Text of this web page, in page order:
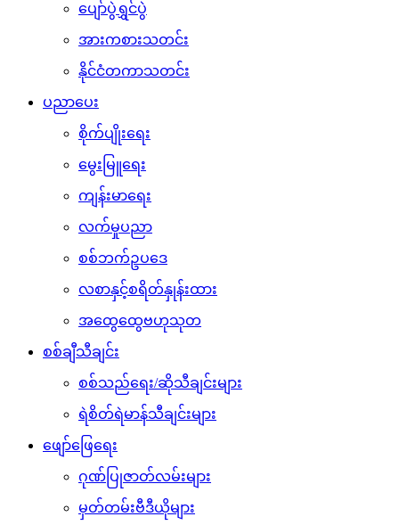
ပျော်ပွဲရွှင်ပွဲ
အားကစားသတင်း
နိုင်ငံတကာသတင်း
ပညာပေး
စိုက်ပျိုးရေး
မွေးမြူရေး
ကျန်းမာရေး
လက်မှုပညာ
စစ်ဘက်ဥပဒေ
လစာနှင့်စရိတ်နှုန်းထား
အထွေထွေဗဟုသုတ
စစ်ချီသီချင်း
စစ်သည်ရေး/ဆိုသီချင်းများ
ရဲစိတ်ရဲမာန်သီချင်းများ
ဖျော်ဖြေရေး
ဂုဏ်ပြုဇာတ်လမ်းများ
မှတ်တမ်းဗီဒီယိုများ